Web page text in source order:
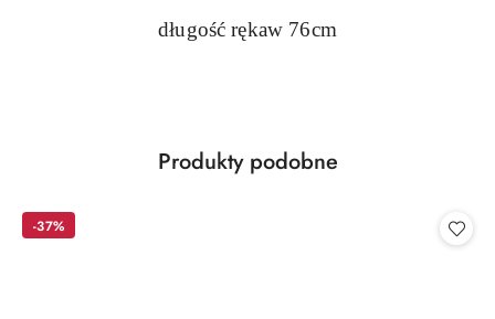
długość rękaw 76cm
Pomiń karuzelę produktów
Produkty
Produkty podobne
-37%